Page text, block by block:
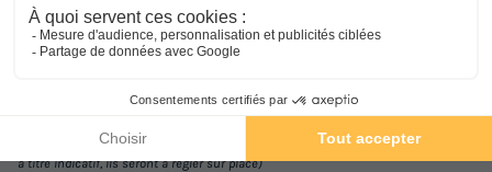
aquatique
(les montants indiqués sont susceptibles d'évoluer au cours de la saison et sont
à titre indicatif, ils seront à régler sur place)